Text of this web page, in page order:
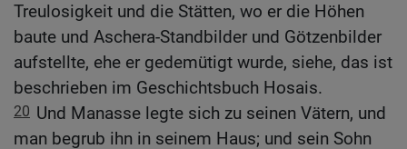
Treulosigkeit und die Stätten, wo er die Höhen
baute und Aschera-Standbilder und Götzenbilder
aufstellte, ehe er gedemütigt wurde, siehe, das ist
beschrieben im Geschichtsbuch Hosais.
20 Und Manasse legte sich zu seinen Vätern, und
man begrub ihn in seinem Haus; und sein Sohn